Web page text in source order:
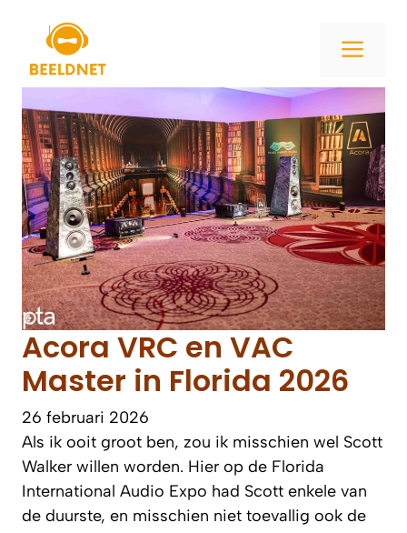
inhoud
Acora VRC en VAC
Master in Florida 2026
26 februari 2026
Als ik ooit groot ben, zou ik misschien wel Scott
Walker willen worden. Hier op de Florida
International Audio Expo had Scott enkele van
de duurste, en misschien niet toevallig ook de